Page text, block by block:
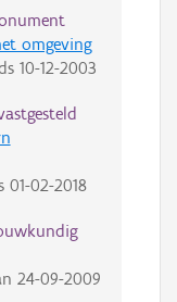
omgeving
10-12-2003
01-02-2018
24-09-2009